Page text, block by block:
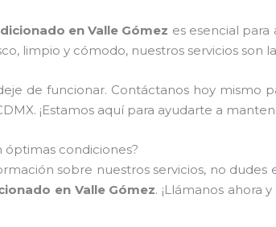
en Valle Gómez es esencial
limpio y cómodo, nuestros servicios son
de funcionar. Contáctanos hoy
¡Estamos aquí para ayudarte a
condiciones?
sobre nuestros servicios, no
en Valle Gómez. ¡Llámanos ahora